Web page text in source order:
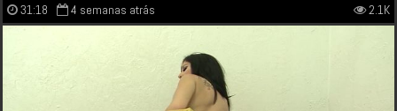
31:18 4 semanas atrás 2.1K